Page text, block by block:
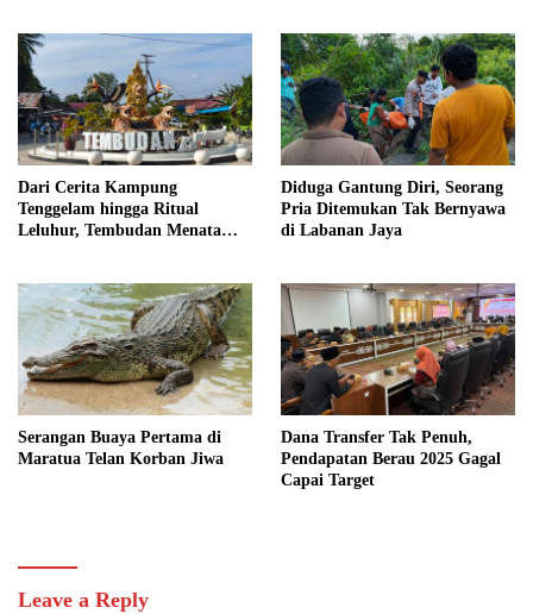
Dari Cerita Kampung
Tenggelam hingga Ritual
Leluhur, Tembudan Menata
Diduga Gantung Diri, Seorang
Pria Ditemukan Tak Bernyawa
di Labanan Jaya
Serangan Buaya Pertama di
Maratua Telan Korban Jiwa
Dana Transfer Tak Penuh,
Pendapatan Berau 2025 Gagal
Capai Target
Leave a Reply